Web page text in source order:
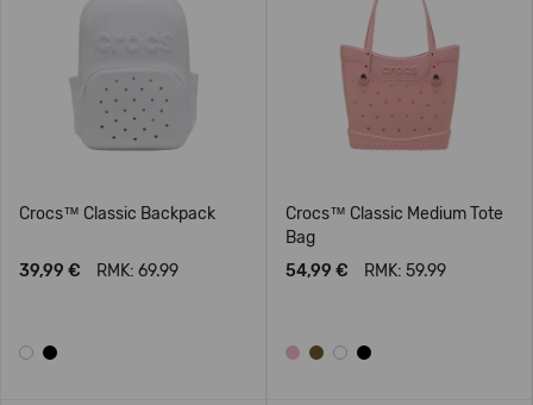
Crocs™ Classic Backpack
39,99 € RMK: 69.99
Crocs™ Classic Medium Tote
Bag
54,99 €
RMK: 59.99